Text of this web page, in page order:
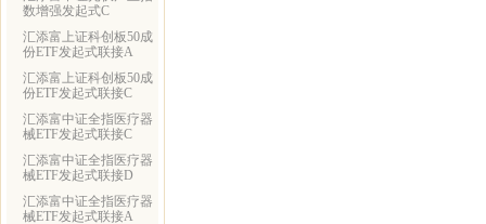
数增强发起式C
汇添富上证科创板50成
份ETF发起式联接A
汇添富上证科创板50成
份ETF发起式联接C
汇添富中证全指医疗器
械ETF发起式联接C
汇添富中证全指医疗器
械ETF发起式联接D
汇添富中证全指医疗器
械ETF发起式联接A